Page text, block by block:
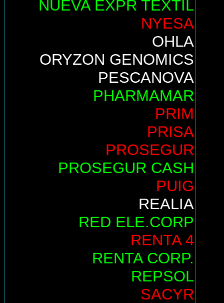
NUEVA EXPR TEXTIL
NYESA
OHLA
ORYZON GENOMICS
PESCANOVA
PHARMAMAR
PRIM
PRISA
PROSEGUR
PROSEGUR CASH
PUIG
REALIA
RED ELE.CORP
RENTA 4
RENTA CORP.
REPSOL
SACYR